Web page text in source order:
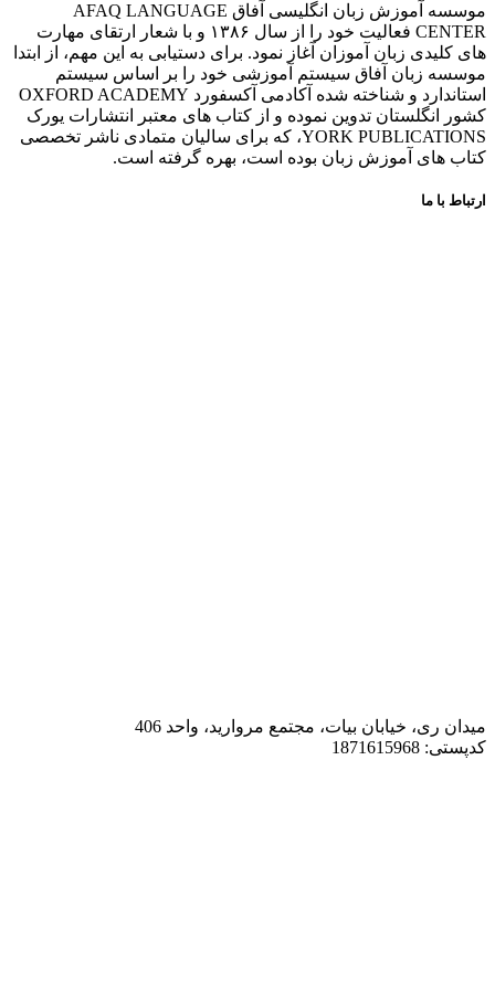
موسسه آموزش زبان انگلیسی آفاق AFAQ LANGUAGE
CENTER فعالیت خود را از سال ۱۳۸۶ و با شعار ارتقای مهارت
های کلیدی زبان آموزان آغاز نمود. برای دستیابی به این مهم، از ابتدا
موسسه زبان آفاق سیستم آموزشی خود را بر اساس سیستم
استاندارد و شناخته شده آکادمی آکسفورد OXFORD ACADEMY
کشور انگلستان تدوین نموده و از کتاب های معتبر انتشارات یورک
YORK PUBLICATIONS، که برای سالیان متمادی ناشر تخصصی
کتاب های آموزش زبان بوده است، بهره گرفته است.
ارتباط با ما
میدان ری، خیابان بیات، مجتمع مروارید، واحد 406
کدپستی: 1871615968